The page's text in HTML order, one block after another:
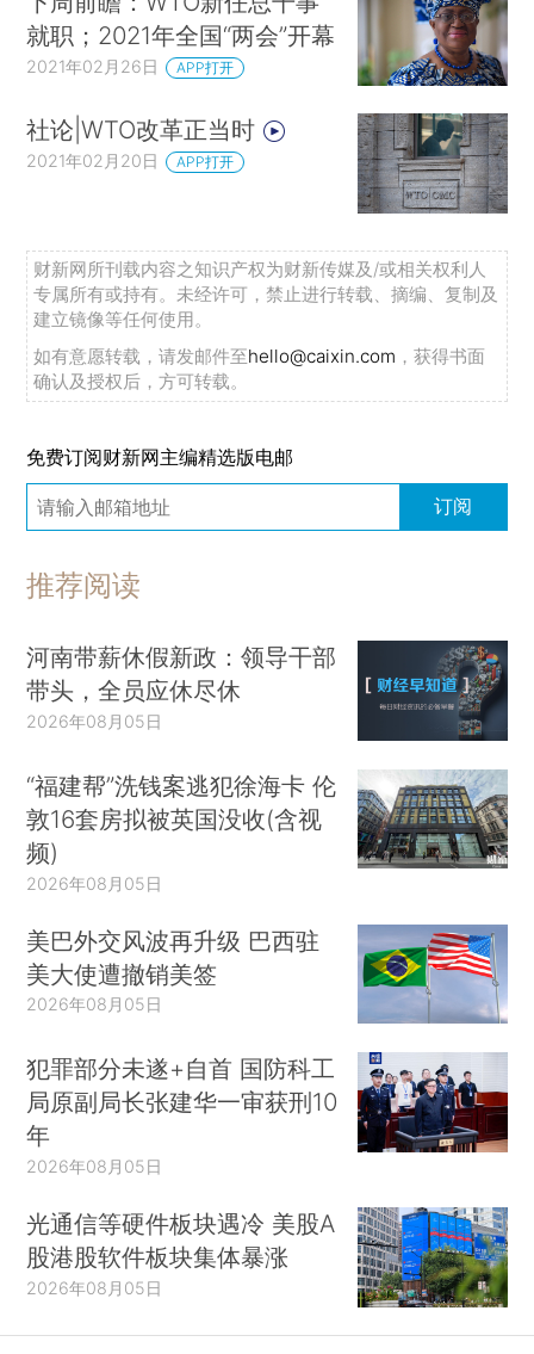
就职；2021年全国“两会”开幕
2021年02月26日 APP打开
社论|WTO改革正当时
2021年02月20日 APP打开
财新网所刊载内容之知识产权为财新传媒及/或相关权利人
专属所有或持有。未经许可，禁止进行转载、摘编、复制及
建立镜像等任何使用。
如有意愿转载，请发邮件至hello@caixin.com ，获得书面
确认及授权后，方可转载。
免费订阅财新网主编精选版电邮
订阅
推荐阅读
河南带薪休假新政：领导干部
带头，全员应休尽休
2026年08月05日
“福建帮”洗钱案逃犯徐海卡 伦
敦16套房拟被英国没收(含视
频)
2026年08月05日
美巴外交风波再升级 巴西驻
美大使遭撤销美签
2026年08月05日
犯罪部分未遂+自首 国防科工
局原副局长张建华一审获刑10
年
2026年08月05日
光通信等硬件板块遇冷 美股A
股港股软件板块集体暴涨
2026年08月05日